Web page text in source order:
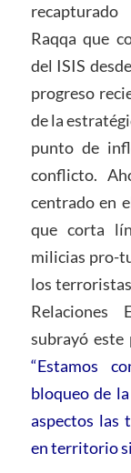
Raqqa que
del ISIS
progreso
de la
punto de
conflicto.
centrado en
que corta
milicias pro-
los
Relaciones
subrayó este
“Estamos
bloqueo de
aspectos las
en territorio